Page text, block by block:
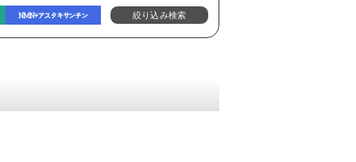
NMN+アスタキサンチン 絞り込み検索